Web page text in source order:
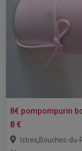
8€ pompompurin
8 €
Istres,Bouches-du-